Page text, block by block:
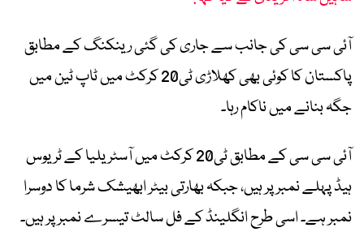
آئی سی سی کی جانب سے جاری کی گئی رینکنگ کے مطابق
پاکستان کا کوئی بھی کھلاڑی ٹی20 کرکٹ میں ٹاپ ٹین میں
جگہ بنانے میں ناکام رہا۔
آئی سی سی کے مطابق ٹی20 کرکٹ میں آسٹریلیا کے ٹریوس
ہیڈ پہلے نمبر پر ہیں، جبکہ بھارتی بیٹر ابھیشک شرما کا دوسرا
نمبر ہے۔ اسی طرح انگلینڈ کے فل سالٹ تیسرے نمبر پر ہیں۔